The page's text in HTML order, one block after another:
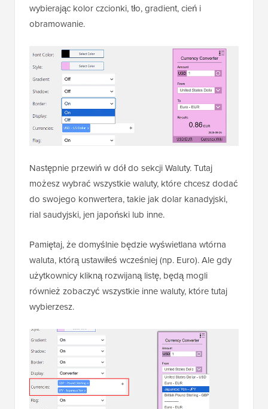
wybierając kolor czcionki, tło, gradient, cień i
obramowanie.
Następnie przewiń w dół do sekcji Waluty. Tutaj
możesz wybrać wszystkie waluty, które chcesz dodać
do swojego konwertera, takie jak dolar kanadyjski,
rial saudyjski, jen japoński lub inne.
Pamiętaj, że domyślnie będzie wyświetlana wtórna
waluta, którą ustawiłeś wcześniej (np. Euro). Ale gdy
użytkownicy klikną rozwijaną listę, będą mogli
również zobaczyć wszystkie inne waluty, które tutaj
wybierzesz.